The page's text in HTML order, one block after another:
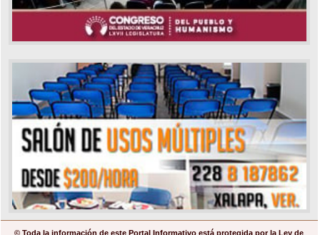
© Toda la información de este Portal Informativo está protegida por la Ley de